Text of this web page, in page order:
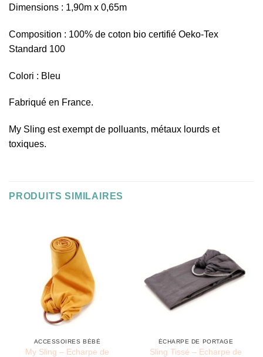
Dimensions : 1,90m x 0,65m
Composition : 100% de coton bio certifié Oeko-Tex
Standard 100
Colori : Bleu
Fabriqué en France.
My Sling est exempt de polluants, métaux lourds et
toxiques.
PRODUITS SIMILAIRES
ACCESSOIRES BÉBÉ
My Sling – Echarpe de
ÉCHARPE DE PORTAGE
Sling Tissé – Echarpe de